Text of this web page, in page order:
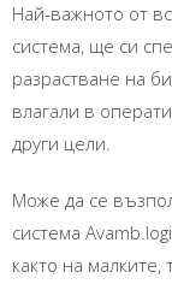
Най-важното от
система, ще си
разрастване на
влагали в
други цели.
Може да се
система
както на